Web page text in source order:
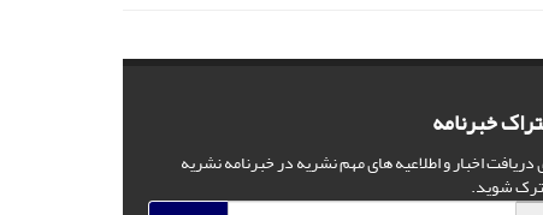
خبرنامه
دریافت اخبار و اطلاعیه های مهم نشریه در خبرنامه نشریه
شوید.